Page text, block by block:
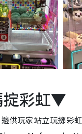
彩虹▼
供玩家站立玩擲彩